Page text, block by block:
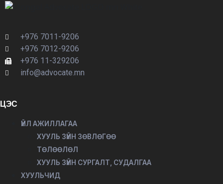
+976 7011-9206
+976 7012-9206
+976 11-329206
info@advocate.mn
ЦЭС
ҮЙЛ АЖИЛЛАГАА
ХУУЛЬ ЗҮЙН ЗӨВЛӨГӨӨ
ТӨЛӨӨЛӨЛ
ХУУЛЬ ЗҮЙН СУРГАЛТ, СУДАЛГАА
ХУУЛЬЧИД